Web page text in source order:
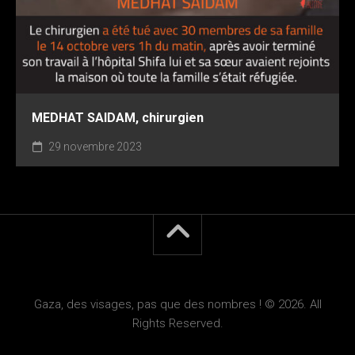
MEDHAT SAIDAM, chirurgien
29 novembre 2023
Gaza, des visages, pas que des nombres ! © 2026. All
Rights Reserved.